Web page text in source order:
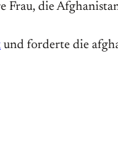
Frau, die
und forderte die